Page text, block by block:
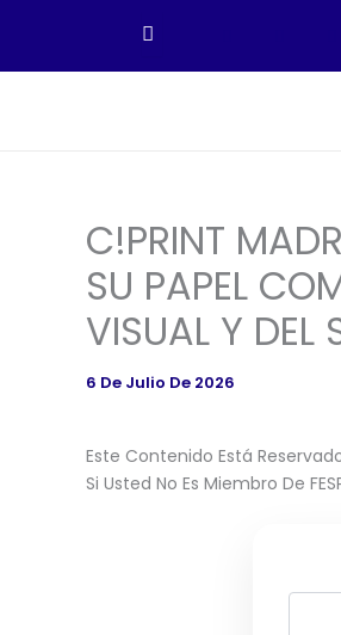
Contenido
C!PRINT
SU PAPEL
VISUAL Y DEL
6 De Julio De 2026
Este Contenido Está
Si Usted No Es Miembro De